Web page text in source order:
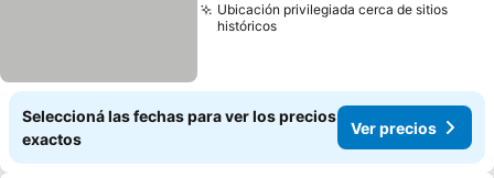
Ubicación privilegiada cerca de sitios
históricos
Seleccioná las fechas para ver los precios
exactos
Ver precios